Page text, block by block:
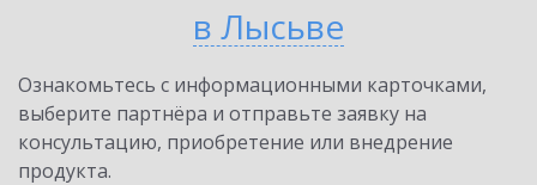
в Лысьве
Ознакомьтесь с информационными карточками,
выберите партнёра и отправьте заявку на
консультацию, приобретение или внедрение
продукта.